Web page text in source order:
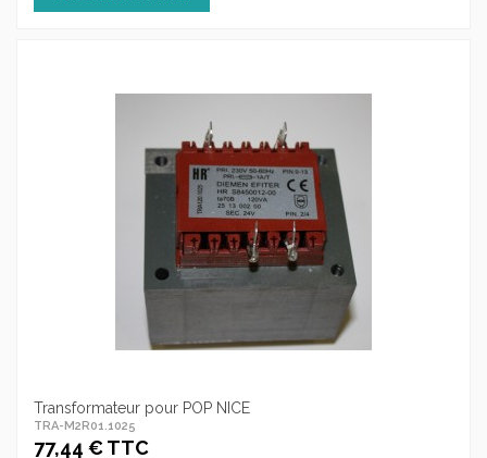
Transformateur pour POP NICE
TRA-M2R01.1025
77,44 € TTC